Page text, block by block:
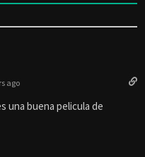
ago
una buena pelicula de